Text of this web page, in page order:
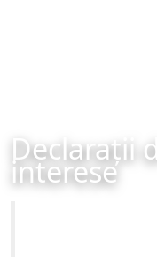
Declarații
interese